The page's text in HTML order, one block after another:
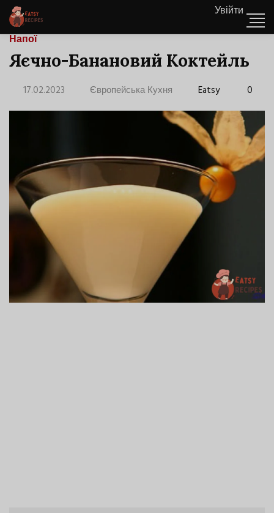
Увійти
Напої
Яєчно-Банановий Коктейль
17.02.2023 Європейська Кухня Eatsy 0